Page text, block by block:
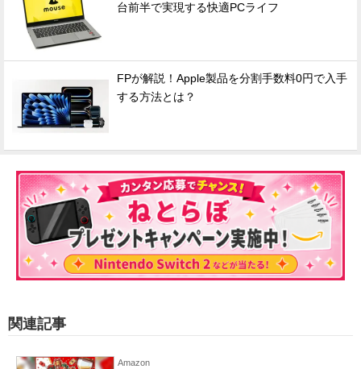
台前半で実現する快適PCライフ
FPが解説！Apple製品を分割手数料0円で入手
する方法とは？
関連記事
Amazon